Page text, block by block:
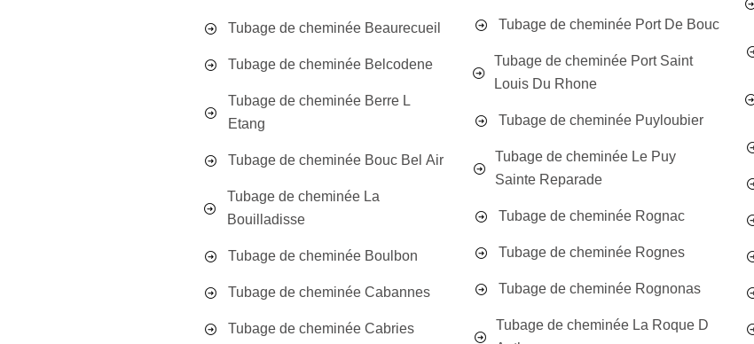
Tubage de cheminée Beaurecueil
Tubage de cheminée Belcodene
Tubage de cheminée Berre L
Etang
Tubage de cheminée Bouc Bel Air
Tubage de cheminée La
Bouilladisse
Tubage de cheminée Boulbon
Tubage de cheminée Cabannes
Tubage de cheminée Cabries
Tubage de cheminée Port De Bouc
Tubage de cheminée Port Saint
Louis Du Rhone
Tubage de cheminée Puyloubier
Tubage de cheminée Le Puy
Sainte Reparade
Tubage de cheminée Rognac
Tubage de cheminée Rognes
Tubage de cheminée Rognonas
Tubage de cheminée La Roque D